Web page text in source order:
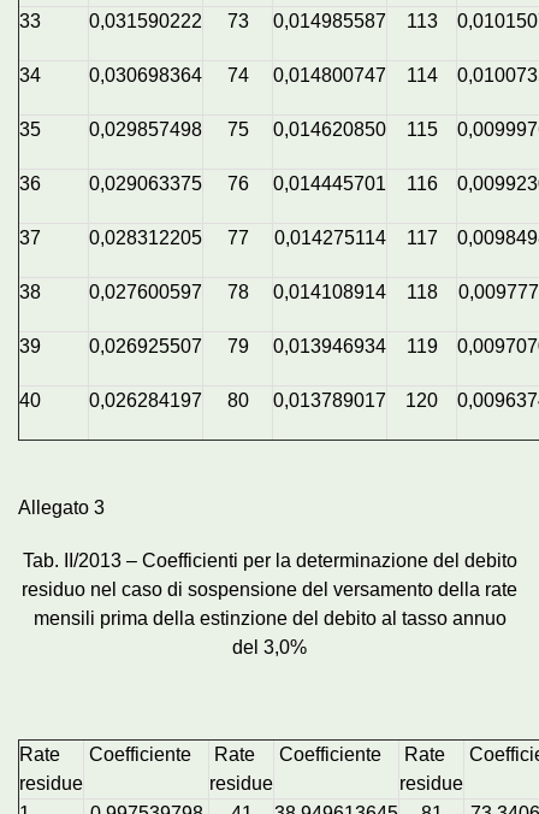
33 0,031590222 73 0,014985587 113
34 0,030698364 74 0,014800747 114
35 0,029857498 75 0,014620850 115
36 0,029063375 76 0,014445701 116
37 0,028312205 77 0,014275114 117
38 0,027600597 78 0,014108914 118
39 0,026925507 79 0,013946934 119
40 0,026284197 80 0,013789017 120
Allegato 3
Tab. II/2013 – Coefficienti per la determinazione del debito
residuo nel caso di sospensione del versamento della rate
mensili prima della estinzione del debito al tasso annuo
del 3,0%
Rate
residue
Coefficiente
Rate
residue
Coefficiente
Rate
residue